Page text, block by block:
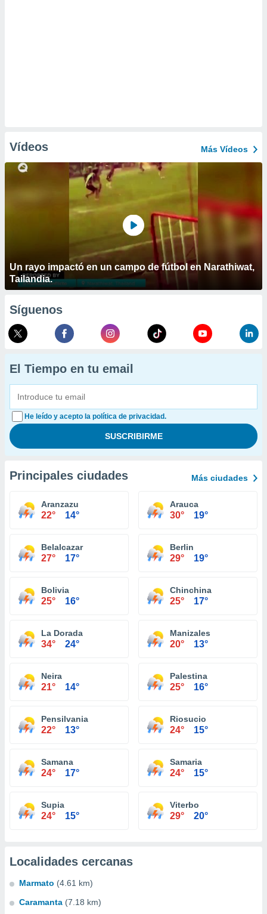
Vídeos Más Vídeos
Un rayo impactó en un campo de fútbol en Narathiwat,
Tailandia.
Síguenos
El Tiempo en tu email
He leído y acepto la política de privacidad.
Principales ciudades Más ciudades
Aranzazu
22° 14°
Arauca
30° 19°
Belalcazar
27° 17°
Berlin
29° 19°
Bolivia
25° 16°
Chinchina
25° 17°
La Dorada
34° 24°
Manizales
20° 13°
Neira
21° 14°
Palestina
25° 16°
Pensilvania
22° 13°
Riosucio
24° 15°
Samana
24° 17°
Samaria
24° 15°
Supia
24° 15°
Viterbo
29° 20°
Localidades cercanas
Marmato (4.61 km)
Caramanta (7.18 km)